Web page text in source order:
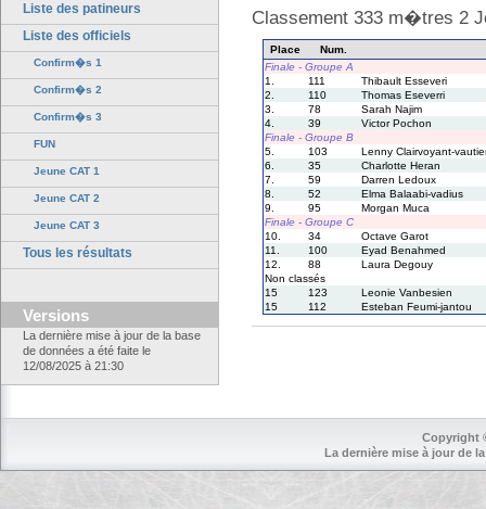
Liste des patineurs
Liste des officiels
Confirm�s 1
Confirm�s 2
Confirm�s 3
FUN
Jeune CAT 1
Jeune CAT 2
Jeune CAT 3
Tous les résultats
Versions
La dernière mise à jour de la base
de données a été faite le
12/08/2025 à 21:30
Classement 333 m�tres 2
Place
Num.
Finale - Groupe A
1.
111
Thibault Esseveri
2.
110
Thomas Eseverri
3.
78
Sarah Najim
4.
39
Victor Pochon
Finale - Groupe B
5.
103
Lenny Clairvoyant-
6.
35
Charlotte Heran
7.
59
Darren Ledoux
8.
52
Elma Balaabi-vadius
9.
95
Morgan Muca
Finale - Groupe C
10.
34
Octave Garot
11.
100
Eyad Benahmed
12.
88
Laura Degouy
Non classés
15
123
Leonie Vanbesien
15
112 Esteban Feumi-jantou
Copyright
La dernière mise à jour de